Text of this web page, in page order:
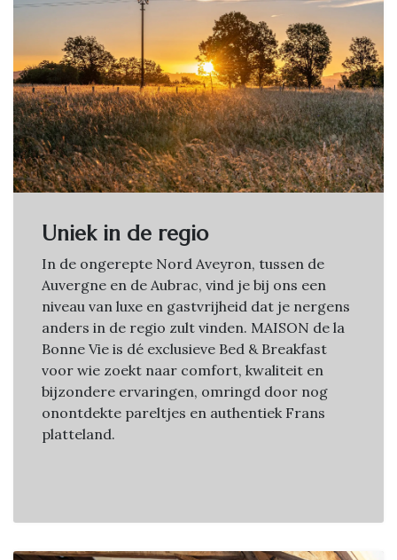
Uniek in de regio
In de ongerepte Nord Aveyron, tussen de
Auvergne en de Aubrac, vind je bij ons een
niveau van luxe en gastvrijheid dat je nergens
anders in de regio zult vinden. MAISON de la
Bonne Vie is dé exclusieve Bed & Breakfast
voor wie zoekt naar comfort, kwaliteit en
bijzondere ervaringen, omringd door nog
onontdekte pareltjes en authentiek Frans
platteland.